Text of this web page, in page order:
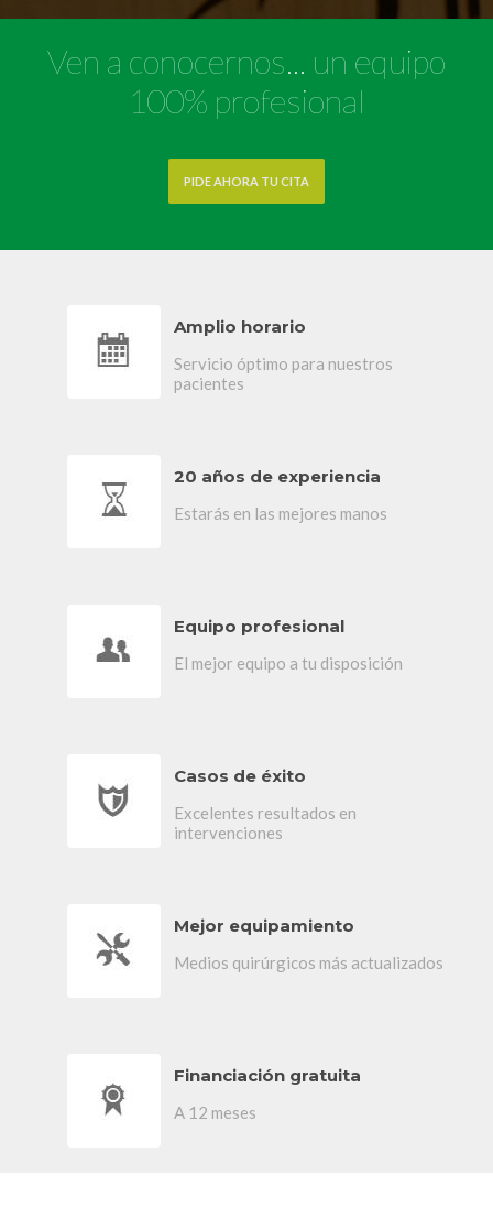
Ven a conocernos... un equipo
100% profesional
PIDE AHORA TU CITA
Amplio horario
Servicio óptimo para nuestros
pacientes
20 años de experiencia
Estarás en las mejores manos
Equipo profesional
El mejor equipo a tu disposición
Casos de éxito
Excelentes resultados en
intervenciones
Mejor equipamiento
Medios quirúrgicos más actualizados
Financiación gratuita
A 12 meses